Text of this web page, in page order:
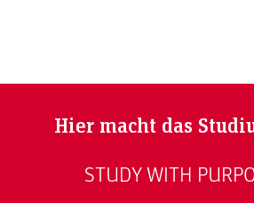
Hier macht das
STUDY WITH